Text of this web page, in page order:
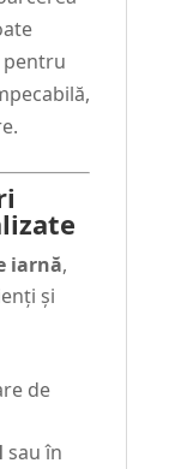
pentru
iarnă,
și
de
sau în